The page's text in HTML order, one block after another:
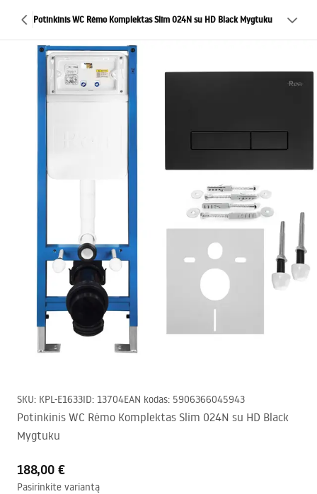
Potinkinis WC Rėmo Komplektas Slim 024N su HD Black Mygtuku
SKU: KPL-E1633ID: 13704EAN kodas: 5906366045943
Potinkinis WC Rėmo Komplektas Slim 024N su HD Black
Mygtuku
188,00 €
Pasirinkite variantą